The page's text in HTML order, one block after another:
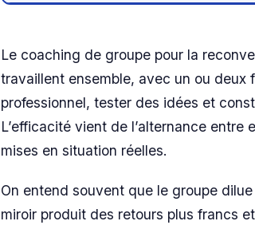
Le coaching de groupe pour la
travaillent ensemble, avec un ou
professionnel, tester des idées et
L’efficacité vient de l’alternance
mises en situation réelles.
On entend souvent que le groupe
miroir produit des retours plus francs